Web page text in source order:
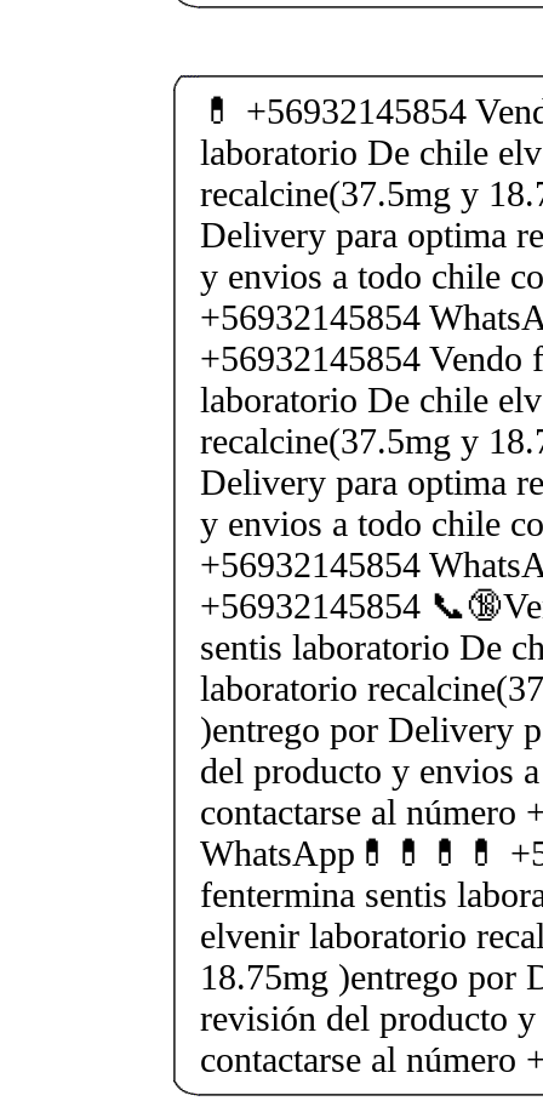
💊 +56932145854
laboratorio De chile
recalcine(37.5mg y
Delivery para optima
y envios a todo chile
+56932145854
+56932145854 Vendo
laboratorio De chile
recalcine(37.5mg y
Delivery para optima
y envios a todo chile
+56932145854
+56932145854
sentis laboratorio De
laboratorio
)entrego por Delivery
del producto y envios
contactarse al número
WhatsApp💊💊💊💊
fentermina sentis
elvenir laboratorio
18.75mg )entrego por
revisión del producto
contactarse al número